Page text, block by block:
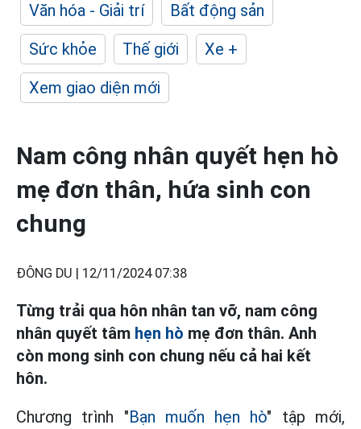
Văn hóa - Giải trí
Bất động sản
Sức khỏe
Thế giới
Xe +
Xem giao diện mới
Nam công nhân quyết hẹn hò
mẹ đơn thân, hứa sinh con
chung
ĐÔNG DU | 12/11/2024 07:38
Từng trải qua hôn nhân tan vỡ, nam công
nhân quyết tâm hẹn hò mẹ đơn thân. Anh
còn mong sinh con chung nếu cả hai kết
hôn.
Chương trình "Bạn muốn hẹn hò" tập mới,